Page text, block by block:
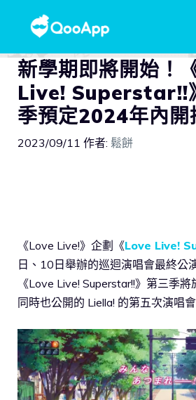
新學期即將開始！
Live! Superstar!!
季預定2024年內開
2023/09/11 作者: 鬆餅
《Love Live!》企劃《Love Live!
日、10日舉辦的巡迴演唱會最終公
《Love Live! Superstar!!》第三季
同時也公開的 Liella! 的第五次演唱